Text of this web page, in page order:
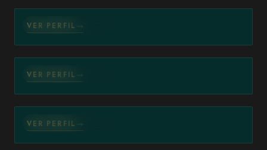
CONDÉ NAST TRAVELER
TOP TRAVEL SPECIALIST
VER PERFIL
CONDÉ NAST TRAVELER
TOP TRAVEL SPECIALIST
DIRECTOR DE VENTAS
Juan David Gutierrez
VER PERFIL
CONDÉ NAST TRAVELER
TOP TRAVEL SPECIALIST
SENIOR LUXURY TRAVEL ADVISOR
Debbie Heim
VER PERFIL
LUXURY TRAVEL ADVISOR
Cecilia Zaldivar